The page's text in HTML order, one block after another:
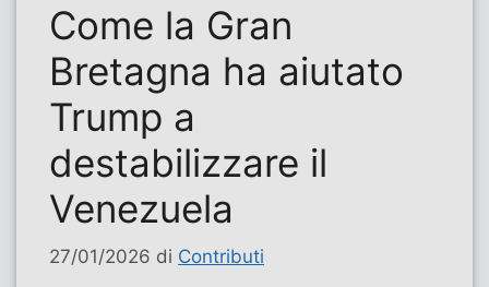
Come la Gran
Bretagna ha aiutato
Trump a
destabilizzare il
Venezuela
27/01/2026 di Contributi